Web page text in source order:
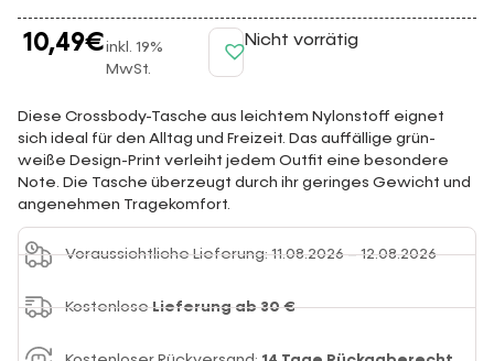
10,49€inkl. 19%
MwSt.
Nicht vorrätig
Diese Crossbody-Tasche aus leichtem Nylonstoff eignet
sich ideal für den Alltag und Freizeit. Das auffällige grün-
weiße Design-Print verleiht jedem Outfit eine besondere
Note. Die Tasche überzeugt durch ihr geringes Gewicht und
angenehmen Tragekomfort.
Voraussichtliche Lieferung: 11.08.2026 – 12.08.2026
KostenloseLieferung ab 30 €